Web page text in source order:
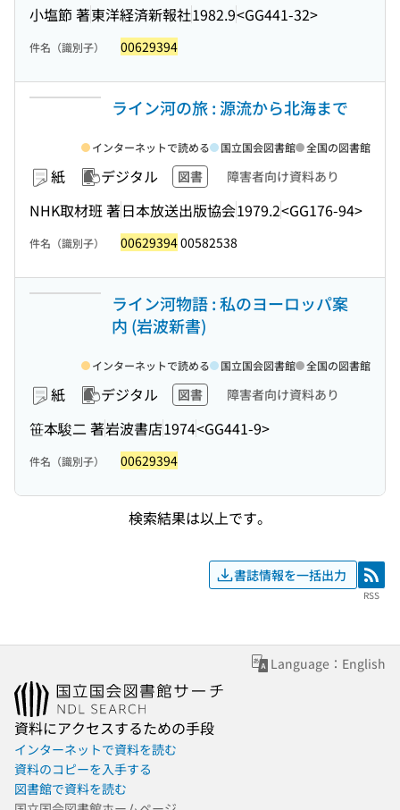
小塩節 著東洋経済新報社1982.9<GG441-32>
件名（識別子） 00629394
ライン河の旅 : 源流から北海まで
紙 デジタル 図書 障害者向け資料あり
NHK取材班 著日本放送出版協会1979.2<GG176-94>
インターネットで読める 国立国会図書館 全国の図書館
件名（識別子） 0062939400582538
ライン河物語 : 私のヨーロッパ案
内 (岩波新書)
紙 デジタル 図書 障害者向け資料あり
笹本駿二 著岩波書店1974<GG441-9>
インターネットで読める 国立国会図書館 全国の図書館
件名（識別子） 00629394
検索結果は以上です。
書誌情報を一括出力 RSS
RSS
Language：English
資料にアクセスするための手段
インターネットで資料を読む
資料のコピーを入手する
図書館で資料を読む